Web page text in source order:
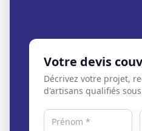
Votre devis
Décrivez votre projet,
d'artisans qualifiés